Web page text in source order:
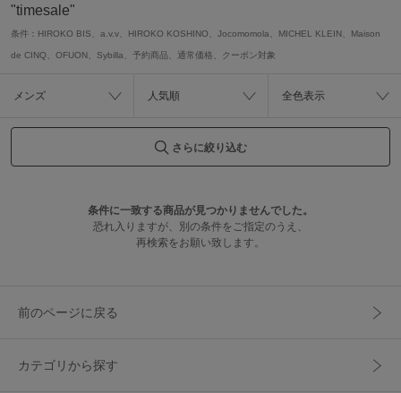
"timesale"
条件： HIROKO BIS、a.v.v、HIROKO KOSHINO、Jocomomola、MICHEL KLEIN、Maison
de CINQ、OFUON、Sybilla、予約商品、通常価格、クーポン対象
メンズ 人気順 全色表示
さらに絞り込む
条件に一致する商品が見つかりませんでした。
恐れ入りますが、別の条件をご指定のうえ、
再検索をお願い致します。
前のページに戻る
カテゴリから探す